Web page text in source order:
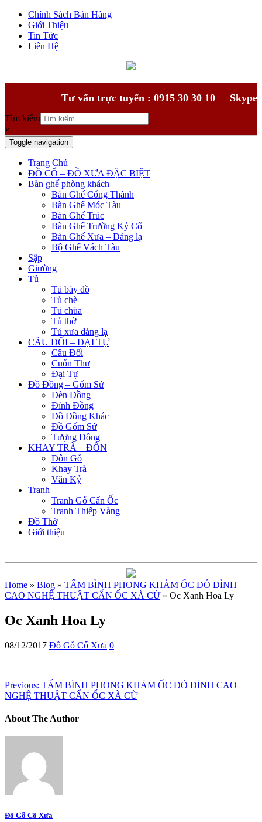
Chính Sách Bán Hàng
Giới Thiệu
Tin Tức
Liên Hệ
Tư vấn trực tuyến : 0915 30 30 10 Skype
Tìm kiếm
×
Toggle navigation
Trang Chủ
ĐỒ CỔ – ĐỒ XƯA ĐẶC BIỆT
Bàn ghế phòng khách
Bàn Ghế Cổng Thành
Bàn Ghế Móc Tàu
Bàn Ghế Trúc
Bàn Ghế Trường Kỷ Cổ
Bàn Ghế Xưa – Dáng lạ
Bộ Ghế Vách Tàu
Sập
Giường
Tủ
Tủ bày đồ
Tủ chè
Tủ chùa
Tủ thờ
Tủ xưa dáng lạ
CÂU ĐỐI – ĐẠI TỰ
Câu Đối
Cuốn Thư
Đại Tự
Đồ Đồng – Gốm Sứ
Đèn Đồng
Đỉnh Đồng
Đồ Đồng Khác
Đồ Gốm Sứ
Tượng Đồng
KHAY TRÀ – ĐÔN
Đôn Gỗ
Khay Trà
Văn Kỷ
Tranh
Tranh Gỗ Cẩn Ốc
Tranh Thiếp Vàng
Đồ Thờ
Giới thiệu
Home » Blog » TẤM BÌNH PHONG KHẢM ỐC ĐỎ ĐỈNH
CAO NGHỆ THUẬT CẨN ỐC XÀ CỪ» Oc Xanh Hoa Ly
Oc Xanh Hoa Ly
08/12/2017 Đồ Gỗ Cổ Xưa 0
Previous: TẤM BÌNH PHONG KHẢM ỐC ĐỎ ĐỈNH CAO
NGHỆ THUẬT CẨN ỐC XÀ CỪ
About The Author
Đồ Gỗ Cổ Xưa